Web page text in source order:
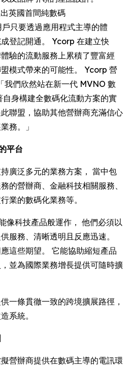
英國首間純數碼
只要透過應用程式主導的體
登記開通。 Ycorp 在建立快
驗的流動服務上累積了豐富經
模式帶來的可能性。 Ycorp 營
們欣然站在新一代 MVNO 數
身構建全數碼化流動方案的實
聯盟，協助其他營辦商充滿信心
務。」
平台
廣泛多元的業務方案， 當中包
的營辦商、金融科技相關服務、
業的數碼化業務等。
像科技產品般運作， 他們必須以
服務、清晰透明且反應迅速。
這些期望。 它能協助縮短產品
並為國際業務增長提供可隨時擴
一條貫徹一致的跨境擴展路徑，
系統。
營辦商提供在數碼主導的電訊環